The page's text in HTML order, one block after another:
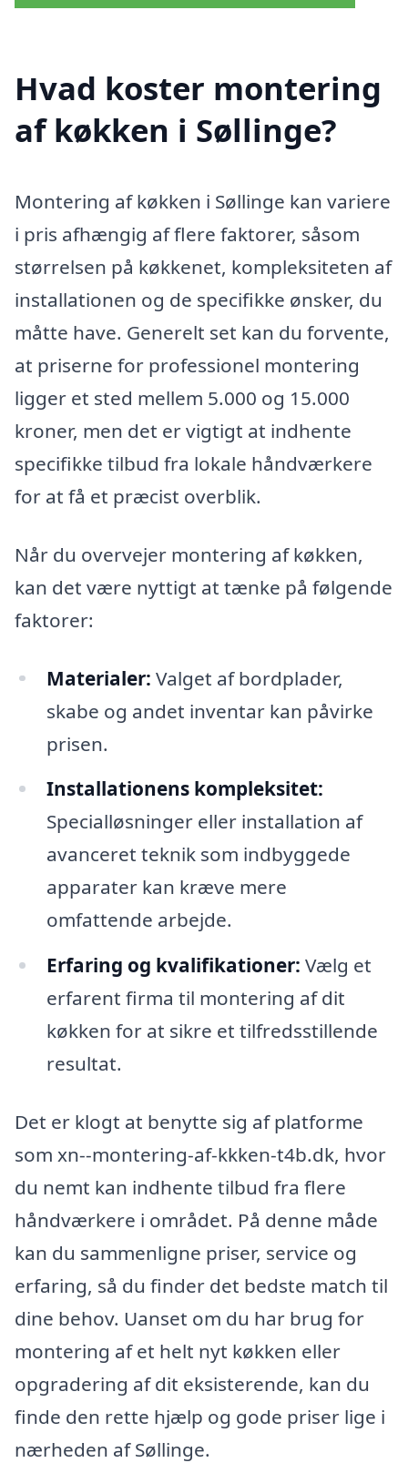
Hvad koster montering
af køkken i Søllinge?
Montering af køkken i Søllinge kan variere
i pris afhængig af flere faktorer, såsom
størrelsen på køkkenet, kompleksiteten af
installationen og de specifikke ønsker, du
måtte have. Generelt set kan du forvente,
at priserne for professionel montering
ligger et sted mellem 5.000 og 15.000
kroner, men det er vigtigt at indhente
specifikke tilbud fra lokale håndværkere
for at få et præcist overblik.
Når du overvejer montering af køkken,
kan det være nyttigt at tænke på følgende
faktorer:
Materialer: Valget af bordplader,
skabe og andet inventar kan påvirke
prisen.
Installationens kompleksitet:
Specialløsninger eller installation af
avanceret teknik som indbyggede
apparater kan kræve mere
omfattende arbejde.
Erfaring og kvalifikationer: Vælg et
erfarent firma til montering af dit
køkken for at sikre et tilfredsstillende
resultat.
Det er klogt at benytte sig af platforme
som xn--montering-af-kkken-t4b.dk, hvor
du nemt kan indhente tilbud fra flere
håndværkere i området. På denne måde
kan du sammenligne priser, service og
erfaring, så du finder det bedste match til
dine behov. Uanset om du har brug for
montering af et helt nyt køkken eller
opgradering af dit eksisterende, kan du
finde den rette hjælp og gode priser lige i
nærheden af Søllinge.